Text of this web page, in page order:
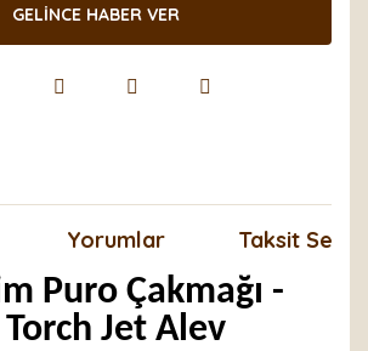
GELİNCE HABER VER
Yorumlar Taksit
Puro Çakmağı -
Jet Alev